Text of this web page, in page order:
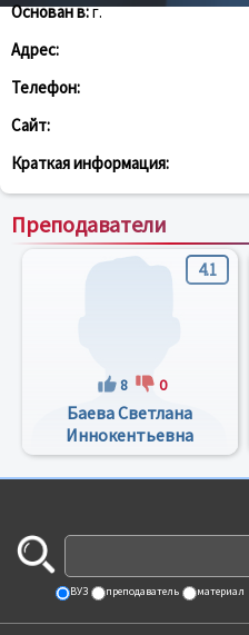
Основан в:г.
Адрес:
Телефон:
Сайт:
Краткая информация:
Преподаватели
4.1
8 0
Баева Светлана
Иннокентьевна
ВУЗ преподаватель материал